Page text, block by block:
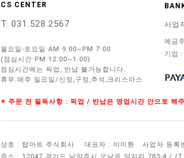
CS CENTER
T. 031.528.2567
월요일-토요일:AM 9:00~PM 7:00
(점심시간:PM 12:00~1:00)
점심시간에는 픽업, 반납 불가능합니다.
휴무:매주 일요일/신정,구정,추석,크리스마스
사업
예금
기업
※ 주문 전 필독사항 : 픽업 / 반납은 영업시간 안으로 해
상호 : 탑아트 주식회사 대표자 : 이미환
사업자 등록